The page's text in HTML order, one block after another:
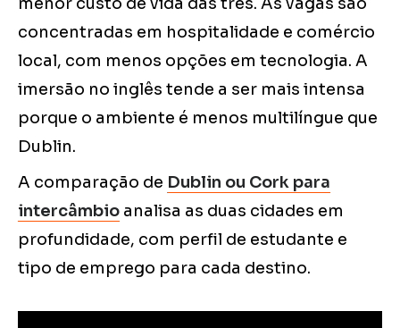
concentradas em hospitalidade e comércio
local, com menos opções em tecnologia. A
imersão no inglês tende a ser mais intensa
porque o ambiente é menos multilíngue que
Dublin.
A comparação de Dublin ou Cork para
intercâmbio analisa as duas cidades em
profundidade, com perfil de estudante e
tipo de emprego para cada destino.